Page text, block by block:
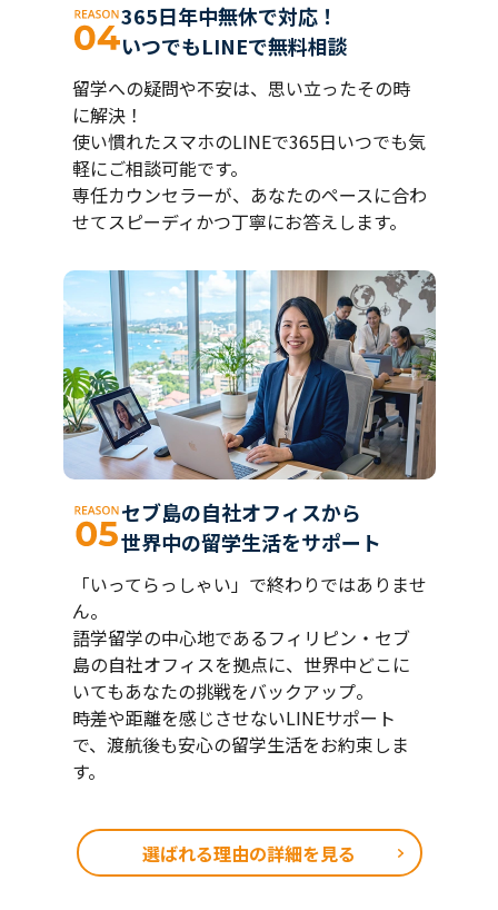
365日年中無休で対応！
いつでもLINEで無料相談
留学への疑問や不安は、思い立ったその時
に解決！
使い慣れたスマホのLINEで365日いつでも気
軽にご相談可能です。
専任カウンセラーが、あなたのペースに合わ
せてスピーディかつ丁寧にお答えします。
セブ島の自社オフィスから
世界中の留学生活をサポート
「いってらっしゃい」で終わりではありませ
ん。
語学留学の中心地であるフィリピン・セブ
島の自社オフィスを拠点に、世界中どこに
いてもあなたの挑戦をバックアップ。
時差や距離を感じさせないLINEサポート
で、渡航後も安心の留学生活をお約束しま
す。
選ばれる理由の詳細を見る